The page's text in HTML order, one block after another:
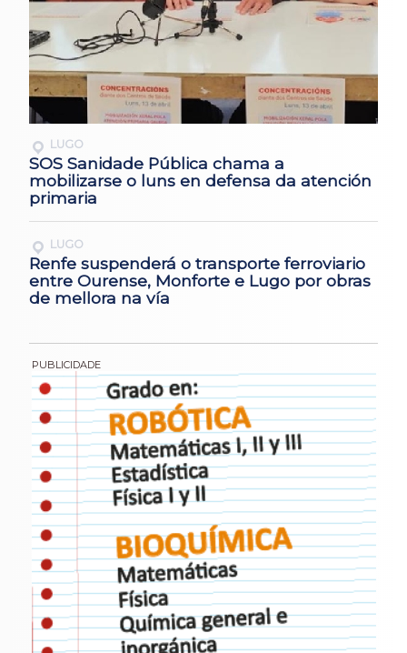
LUGO
SOS Sanidade Pública chama a
mobilizarse o luns en defensa da atención
primaria
LUGO
Renfe suspenderá o transporte ferroviario
entre Ourense, Monforte e Lugo por obras
de mellora na vía